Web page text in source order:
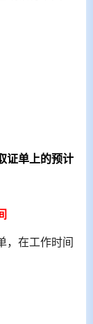
证单上的预计
，在工作时间